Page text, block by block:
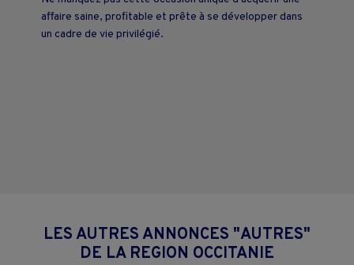
affaire saine, profitable et prête à se développer dans
un cadre de vie privilégié.
LES AUTRES ANNONCES "AUTRES"
DE LA REGION OCCITANIE